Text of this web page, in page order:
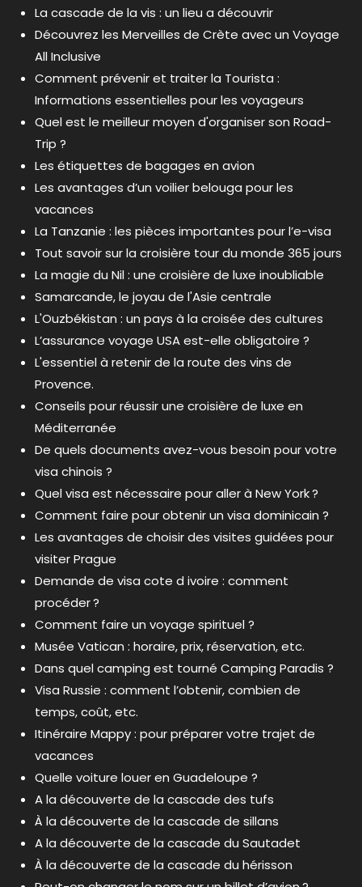
La cascade de la vis : un lieu a découvrir
Découvrez les Merveilles de Crète avec un Voyage
All Inclusive
Comment prévenir et traiter la Tourista :
Informations essentielles pour les voyageurs
Quel est le meilleur moyen d'organiser son Road-
Trip ?
Les étiquettes de bagages en avion
Les avantages d’un voilier belouga pour les
vacances
La Tanzanie : les pièces importantes pour l’e-visa
Tout savoir sur la croisière tour du monde 365 jours
La magie du Nil : une croisière de luxe inoubliable
Samarcande, le joyau de l'Asie centrale
L'Ouzbékistan : un pays à la croisée des cultures
L’assurance voyage USA est-elle obligatoire ?
L'essentiel à retenir de la route des vins de
Provence.
Conseils pour réussir une croisière de luxe en
Méditerranée
De quels documents avez-vous besoin pour votre
visa chinois ?
Quel visa est nécessaire pour aller à New York ?
Comment faire pour obtenir un visa dominicain ?
Les avantages de choisir des visites guidées pour
visiter Prague
Demande de visa cote d ivoire : comment
procéder ?
Comment faire un voyage spirituel ?
Musée Vatican : horaire, prix, réservation, etc.
Dans quel camping est tourné Camping Paradis ?
Visa Russie : comment l’obtenir, combien de
temps, coût, etc.
Itinéraire Mappy : pour préparer votre trajet de
vacances
Quelle voiture louer en Guadeloupe ?
A la découverte de la cascade des tufs
À la découverte de la cascade de sillans
A la découverte de la cascade du Sautadet
À la découverte de la cascade du hérisson